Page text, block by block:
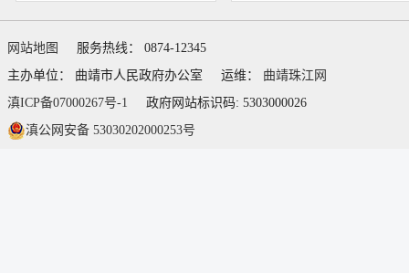
网站地图
服务热线： 0874-12345
主办单位： 曲靖市人民政府办公室
运维： 曲靖珠江网
滇ICP备07000267号-1
政府网站标识码: 5303000026
滇公网安备 53030202000253号